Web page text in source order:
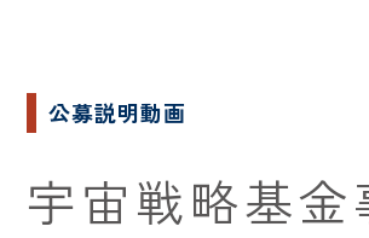
公募説明動画
宇宙戦略基